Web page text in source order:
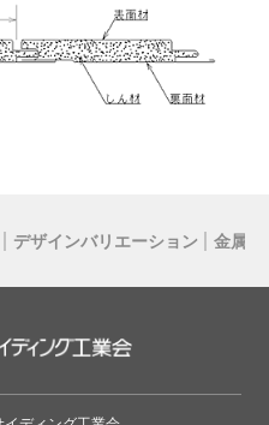
デザインバリエーション 金属サ